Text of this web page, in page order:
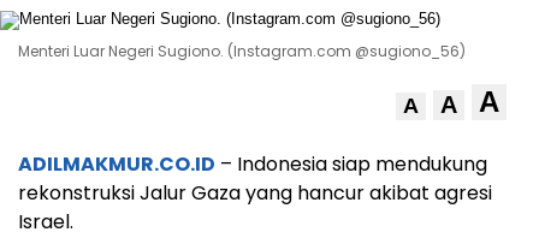
Menteri Luar Negeri Sugiono. (Instagram.com @sugiono_56)
A A A
ADILMAKMUR.CO.ID – Indonesia siap mendukung
rekonstruksi Jalur Gaza yang hancur akibat agresi
Israel.